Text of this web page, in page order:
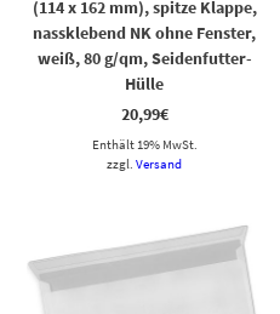
(114 x 162 mm), spitze Klappe,
nassklebend NK ohne Fenster,
weiß, 80 g/qm, Seidenfutter-
Hülle
20,99€
Enthält 19% MwSt.
zzgl.Versand